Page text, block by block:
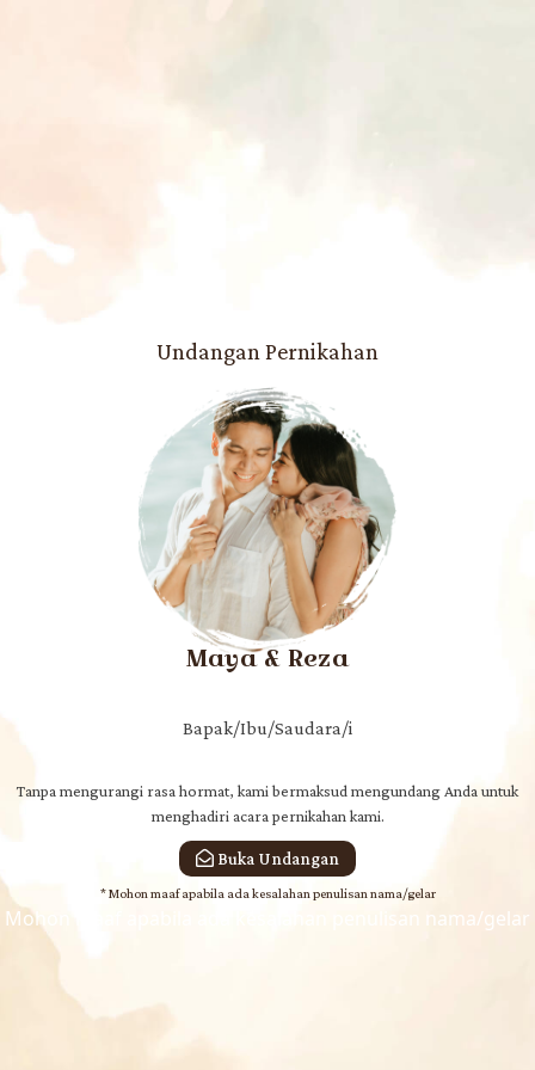
Maya
dan
Reza
Minggu
31 | 12 | 2024
Kepada Yth.
Bapak/Ibu/Saudara/i
Nama Tamu
Di Tempat
Maya & Reza
Bapak/Ibu/Saudara/i
Tanpa mengurangi rasa hormat, kami bermaksud mengundang Anda untuk
menghadiri acara pernikahan kami.
Buka Undangan
Mohon maaf apabila ada kesalahan penulisan nama/gelar